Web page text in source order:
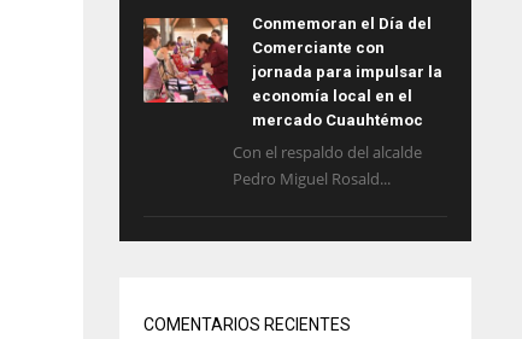
Conmemoran el Día del
Comerciante con
jornada para impulsar la
economía local en el
mercado Cuauhtémoc
Con el respaldo del alcalde
Pedro Miguel Rosald...
COMENTARIOS RECIENTES